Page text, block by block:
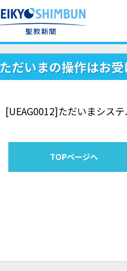
ただいまの操作はお受
[UEAG0012]ただいまシス
TOPページへ